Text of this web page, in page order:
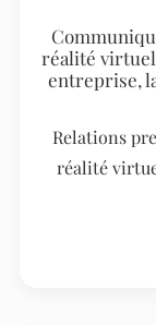
réalité
entreprise,
Relations
réalité